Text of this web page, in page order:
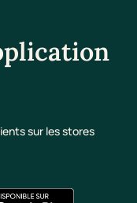
sur les stores